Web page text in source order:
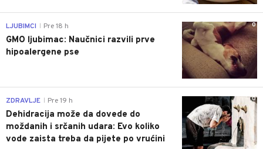
0
LJUBIMCI Pre 18 h
GMO ljubimac: Naučnici razvili prve
hipoalergene pse
0
ZDRAVLJE Pre 19 h
Dehidracija može da dovede do
moždanih i srčanih udara: Evo koliko
vode zaista treba da pijete po vrućini